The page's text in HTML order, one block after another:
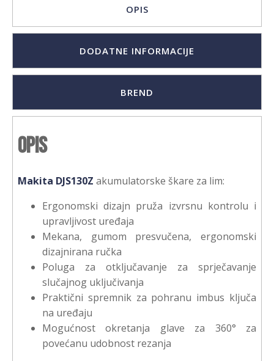
OPIS
DODATNE INFORMACIJE
BREND
Opis
Makita DJS130Z akumulatorske škare za lim:
Ergonomski dizajn pruža izvrsnu kontrolu i
upravljivost uređaja
Mekana, gumom presvučena, ergonomski
dizajnirana ručka
Poluga za otključavanje za sprječavanje
slučajnog uključivanja
Praktični spremnik za pohranu imbus ključa
na uređaju
Mogućnost okretanja glave za 360° za
povećanu udobnost rezanja